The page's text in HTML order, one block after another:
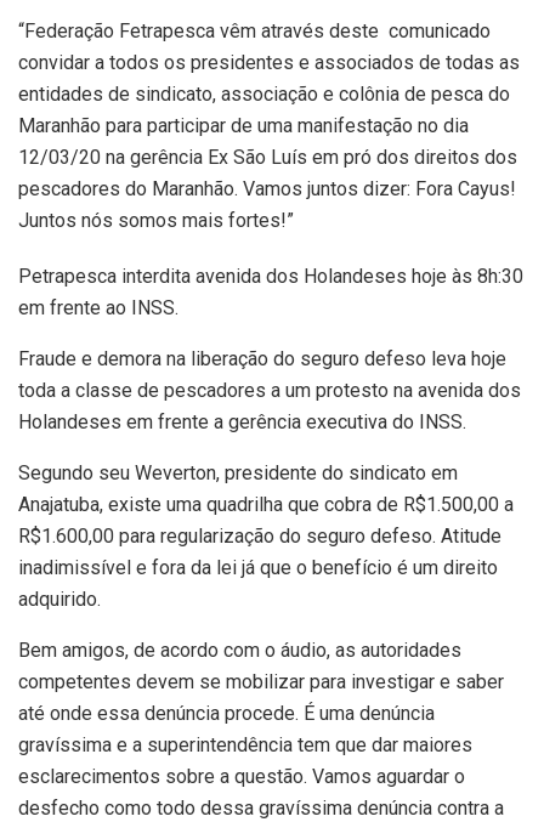
“Federação Fetrapesca vêm através deste comunicado
convidar a todos os presidentes e associados de todas as
entidades de sindicato, associação e colônia de pesca do
Maranhão para participar de uma manifestação no dia
12/03/20 na gerência Ex São Luís em pró dos direitos dos
pescadores do Maranhão. Vamos juntos dizer: Fora Cayus!
Juntos nós somos mais fortes!”
Petrapesca interdita avenida dos Holandeses hoje às 8h:30
em frente ao INSS.
Fraude e demora na liberação do seguro defeso leva hoje
toda a classe de pescadores a um protesto na avenida dos
Holandeses em frente a gerência executiva do INSS.
Segundo seu Weverton, presidente do sindicato em
Anajatuba, existe uma quadrilha que cobra de R$1.500,00 a
R$1.600,00 para regularização do seguro defeso. Atitude
inadimissível e fora da lei já que o benefício é um direito
adquirido.
Bem amigos, de acordo com o áudio, as autoridades
competentes devem se mobilizar para investigar e saber
até onde essa denúncia procede. É uma denúncia
gravíssima e a superintendência tem que dar maiores
esclarecimentos sobre a questão. Vamos aguardar o
desfecho como todo dessa gravíssima denúncia contra a